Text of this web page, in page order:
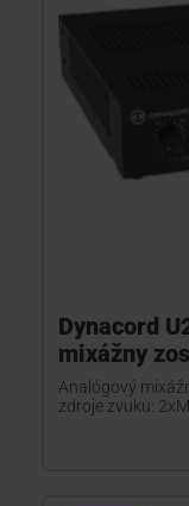
Dynacord
mixážny
Analógový
zdroje zvuku: